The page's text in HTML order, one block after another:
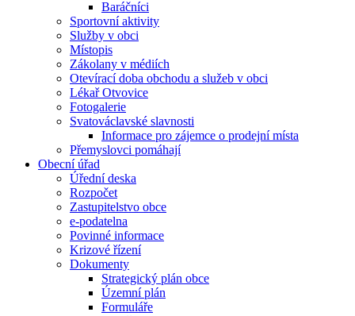
Baráčníci
Sportovní aktivity
Služby v obci
Místopis
Zákolany v médiích
Otevírací doba obchodu a služeb v obci
Lékař Otvovice
Fotogalerie
Svatováclavské slavnosti
Informace pro zájemce o prodejní místa
Přemyslovci pomáhají
Obecní úřad
Úřední deska
Rozpočet
Zastupitelstvo obce
e-podatelna
Povinné informace
Krizové řízení
Dokumenty
Strategický plán obce
Územní plán
Formuláře